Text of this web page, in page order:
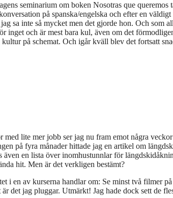
seminarium om boken Nosotras que
på spanska/engelska och efter en
sa inte så mycket men det gjorde hon. Och som
och är mest bara kul, även om det
på schemat. Och igår kväll blev det fortsatt
med lite mer jobb ser jag nu fram emot några
på fyra månader hittade jag en artikel om
även en lista över inomhustunnlar för
hit. Men är det verkligen bestämt?
i en av kurserna handlar om: Se minst två filmer
det jag pluggar. Utmärkt! Jag hade dock sett de